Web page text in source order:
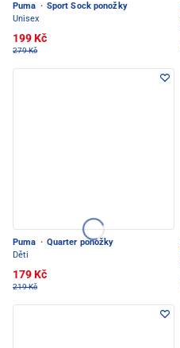
Puma · Sport Sock ponožky
Unisex
199 Kč
279 Kč
Puma · Quarter ponožky
Děti
179 Kč
219 Kč